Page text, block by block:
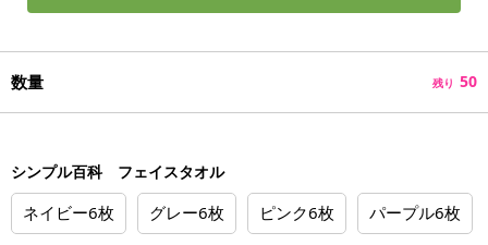
数量 残り 50
シンプル百科 フェイスタオル
ネイビー6枚 グレー6枚 ピンク6枚 パープル6枚